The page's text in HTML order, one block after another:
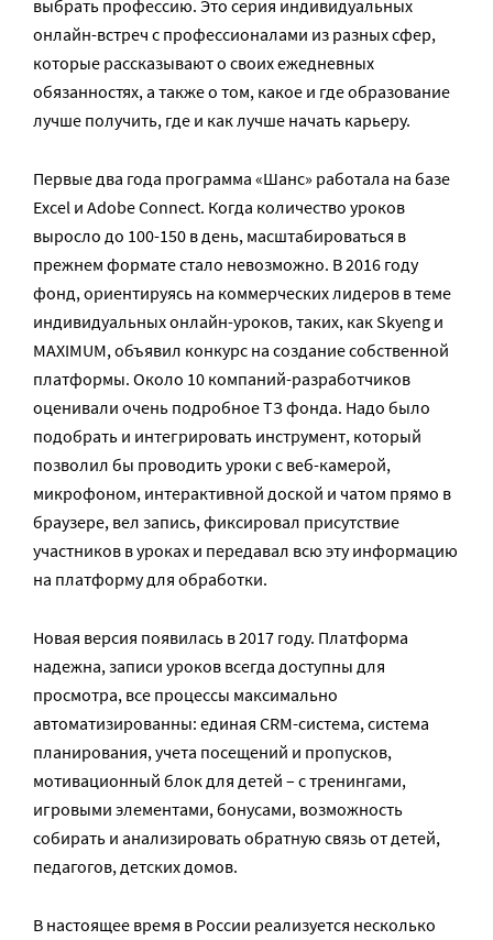
выбрать профессию. Это серия индивидуальных
онлайн-встреч с профессионалами из разных сфер,
которые рассказывают о своих ежедневных
обязанностях, а также о том, какое и где образование
лучше получить, где и как лучше начать карьеру.
Первые два года программа «Шанс» работала на базе
Excel и Adobe Connect. Когда количество уроков
выросло до 100-150 в день, масштабироваться в
прежнем формате стало невозможно. В 2016 году
фонд, ориентируясь на коммерческих лидеров в теме
индивидуальных онлайн-уроков, таких, как Skyeng и
MAXIMUM, объявил конкурс на создание собственной
платформы. Около 10 компаний-разработчиков
оценивали очень подробное ТЗ фонда. Надо было
подобрать и интегрировать инструмент, который
позволил бы проводить уроки с веб-камерой,
микрофоном, интерактивной доской и чатом прямо в
браузере, вел запись, фиксировал присутствие
участников в уроках и передавал всю эту информацию
на платформу для обработки.
Новая версия появилась в 2017 году. Платформа
надежна, записи уроков всегда доступны для
просмотра, все процессы максимально
автоматизированны: единая CRM-система, система
планирования, учета посещений и пропусков,
мотивационный блок для детей – с тренингами,
игровыми элементами, бонусами, возможность
собирать и анализировать обратную связь от детей,
педагогов, детских домов.
В настоящее время в России реализуется несколько